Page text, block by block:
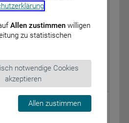
- Außenstelle
gemäß § 23 Absatz 2
– Freistellung
.
Allen zustimmenwilligen
zu statistischen
akzeptieren
Allen zustimmen